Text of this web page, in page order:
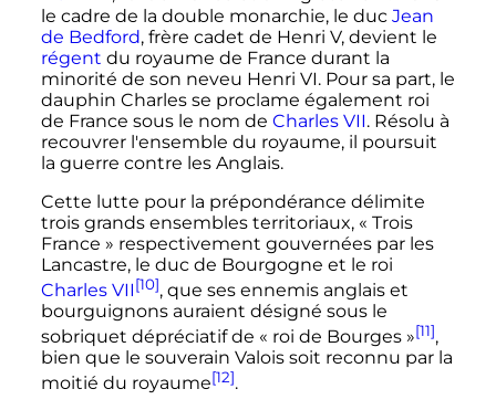
le cadre de la double monarchie, le duc Jean
de Bedford, frère cadet de Henri V, devient le
régent du royaume de France durant la
minorité de son neveu Henri VI. Pour sa part, le
dauphin Charles se proclame également roi
de France sous le nom de Charles VII. Résolu à
recouvrer l'ensemble du royaume, il poursuit
la guerre contre les Anglais.
Cette lutte pour la prépondérance délimite
trois grands ensembles territoriaux, « Trois
France » respectivement gouvernées par les
Lancastre, le duc de Bourgogne et le roi
Charles VII[10], que ses ennemis anglais et
bourguignons auraient désigné sous le
sobriquet dépréciatif de « roi de Bourges »[11],
bien que le souverain Valois soit reconnu par la
moitié du royaume[12].